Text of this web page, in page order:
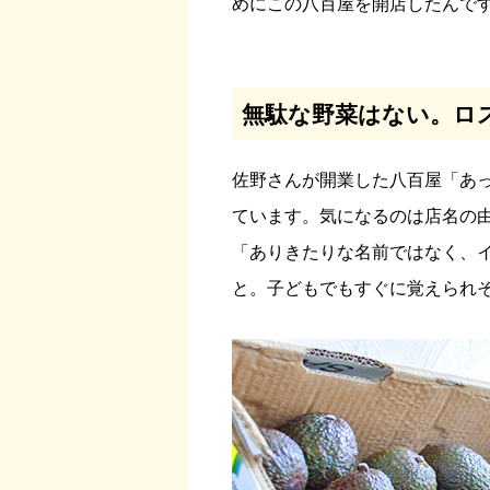
めにこの八百屋を開店したんで
無駄な野菜はない。ロ
佐野さんが開業した八百屋「あ
ています。気になるのは店名の
「ありきたりな名前ではなく
と。子どもでもすぐに覚えられ